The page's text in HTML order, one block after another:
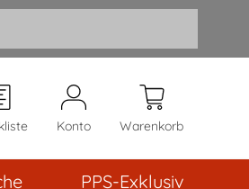
Konto Warenkorb
PPS-Exklusiv